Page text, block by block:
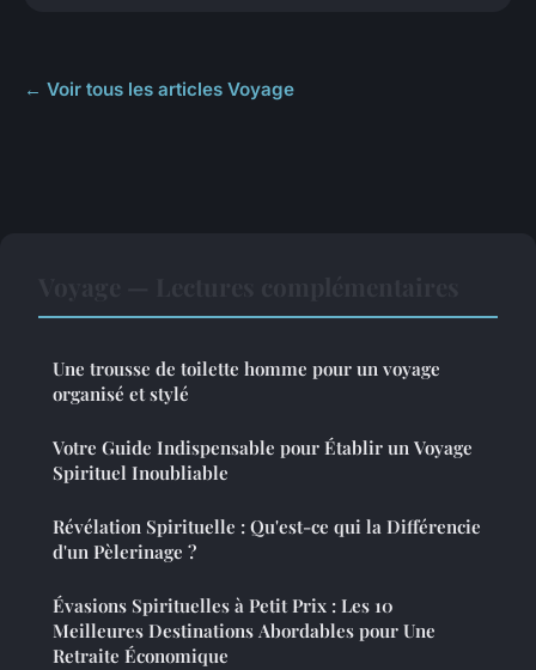
← Voir tous les articles Voyage
Une trousse de toilette homme pour un voyage
organisé et stylé
Votre Guide Indispensable pour Établir un Voyage
Spirituel Inoubliable
Révélation Spirituelle : Qu'est-ce qui la Différencie
d'un Pèlerinage ?
Évasions Spirituelles à Petit Prix : Les 10
Meilleures Destinations Abordables pour Une
Retraite Économique